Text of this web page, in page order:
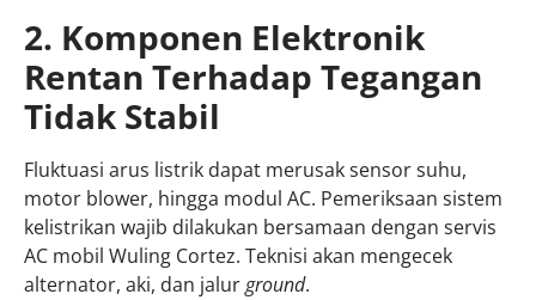
2. Komponen Elektronik
Rentan Terhadap Tegangan
Tidak Stabil
Fluktuasi arus listrik dapat merusak sensor suhu,
motor blower, hingga modul AC. Pemeriksaan sistem
kelistrikan wajib dilakukan bersamaan dengan servis
AC mobil Wuling Cortez. Teknisi akan mengecek
alternator, aki, dan jalurground.